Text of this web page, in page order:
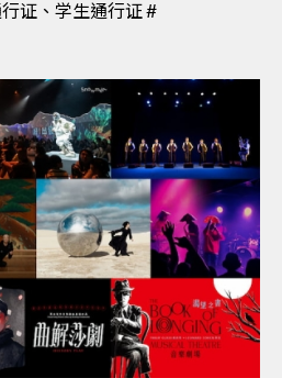
证、学生通行证 #